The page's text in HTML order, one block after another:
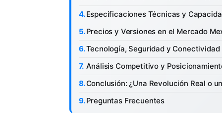
Especificaciones Técnicas y
Precios y Versiones en el Mercado
Tecnología, Seguridad y Conectividad
Análisis Competitivo y
Conclusión: ¿Una Revolución Real o
Preguntas Frecuentes